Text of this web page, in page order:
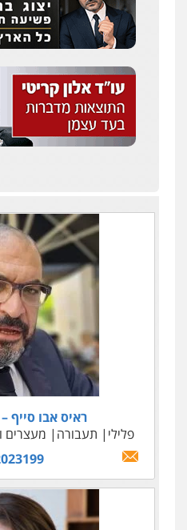
ראיס אבו סייף –
פלילי
תעבורה מעצרים